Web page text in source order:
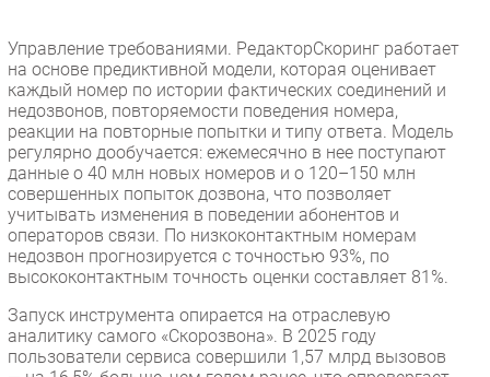
Аналитика
Интервью
Мероприятия
Проекты
IT класс
Тестовый стенд
Каталог компаний
Управление требованиями. РедакторСкоринг работает
на основе предиктивной модели, которая оценивает
каждый номер по истории фактических соединений и
недозвонов, повторяемости поведения номера,
реакции на повторные попытки и типу ответа. Модель
регулярно дообучается: ежемесячно в нее поступают
данные о 40 млн новых номеров и о 120–150 млн
совершенных попыток дозвона, что позволяет
учитывать изменения в поведении абонентов и
операторов связи. По низкоконтактным номерам
недозвон прогнозируется с точностью 93%, по
высококонтактным точность оценки составляет 81%.
Запуск инструмента опирается на отраслевую
аналитику самого «Скорозвона». В 2025 году
пользователи сервиса совершили 1,57 млрд вызовов